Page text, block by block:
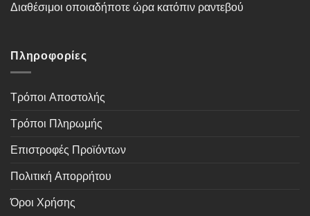
Διαθέσιμοι οποιαδήποτε ώρα κατόπιν ραντεβού
Πληροφορίες
Τρόποι Αποστολής
Τρόποι Πληρωμής
Επιστροφές Προϊόντων
Πολιτική Απορρήτου
Όροι Χρήσης